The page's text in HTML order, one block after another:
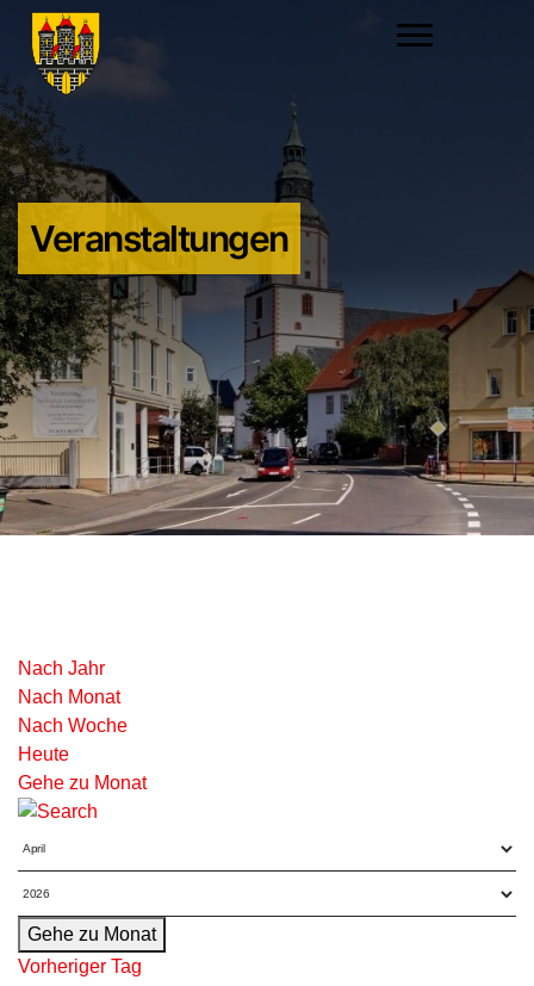
Veranstaltungen
Nach Jahr
Nach Monat
Nach Woche
Heute
Gehe zu Monat
Gehe zu Monat
Vorheriger Tag